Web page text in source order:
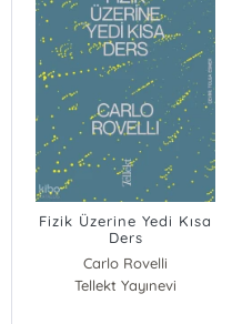
Fizik Üzerine Yedi Kısa
Ders
Carlo Rovelli
Tellekt Yayınevi